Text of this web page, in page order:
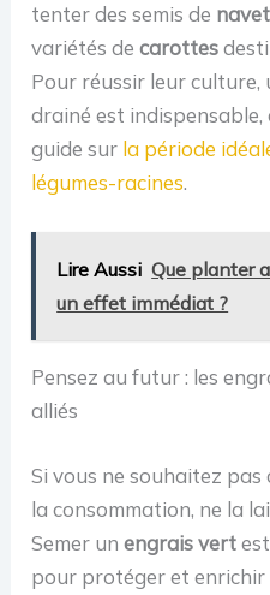
tenter des semis de
variétés decarottes
Pour réussir leur culture,
drainé est indispensable,
guide sur la période
légumes-racines.
Lire Aussi Que planter
un effet immédiat ?
Pensez au futur : les
alliés
Si vous ne souhaitez
la consommation, ne la
Semer unengrais vert
pour protéger et enrichir